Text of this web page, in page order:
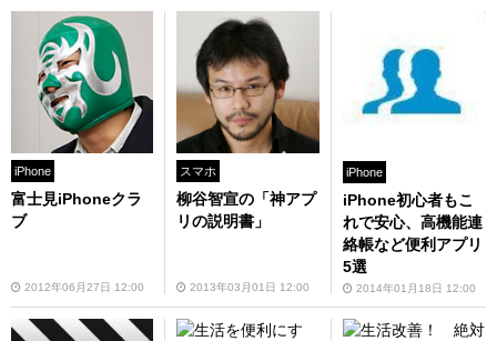
iPhone
富士見iPhoneクラ
ブ
2012年06月27日 12:00
スマホ
柳谷智宣の「神アプ
リの説明書」
2013年03月01日 12:00
iPhone
iPhone初心者もこ
れで安心、高機能連
絡帳など便利アプリ
5選
2014年01月18日 12:00